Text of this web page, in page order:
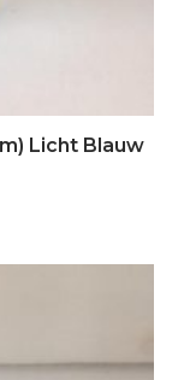
Licht Blauw